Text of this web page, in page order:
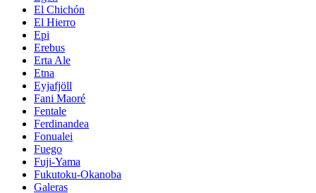
El Chichón
El Hierro
Epi
Erebus
Erta Ale
Etna
Eyjafjöll
Fani Maoré
Fentale
Ferdinandea
Fonualei
Fuego
Fuji-Yama
Fukutoku-Okanoba
Galeras